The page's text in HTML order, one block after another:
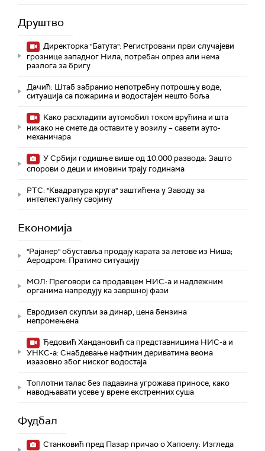
Друштво
Директорка "Батута": Регистровани први случајеви
грознице западног Нила, потребан опрез али нема
разлога за бригу
Дачић: Штаб забранио непотребну потрошњу воде,
ситуација са пожарима и водостајем нешто боља
Како расхладити аутомобил током врућина и шта
никако не смете да оставите у возилу – савети ауто-
механичара
У Србији годишње више од 10.000 развода: Зашто
спорови о деци и имовини трају годинама
РТС: "Квадратура круга" заштићена у Заводу за
интелектуалну својину
Економија
"Рајанер" обуставља продају карата за летове из Ниша;
Аеродром: Пратимо ситуацију
МОЛ: Преговори са продавцем НИС-а и надлежним
органима напредују ка завршној фази
Евродизел скупљи за динар, цена бензина
непромењена
Ђедовић Хандановић са представницима НИС-а и
УНКС-а: Снабдевање нафтним дериватима веома
изазовно због ниског водостаја
Топлотни талас без падавина угрожава приносе, како
наводњавати усеве у време екстремних суша
Фудбал
Станковић пред Пазар причао о Хапоелу: Изгледа